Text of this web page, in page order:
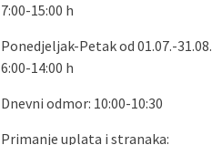
7:00-15:00 h
Ponedjeljak-Petak od 01.07.-31.08.
6:00-14:00 h
Dnevni odmor: 10:00-10:30
Primanje uplata i stranaka: